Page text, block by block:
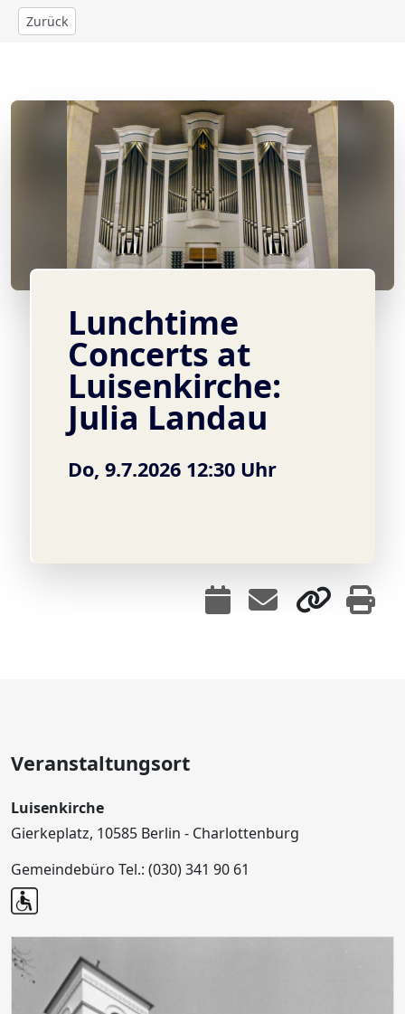
Zurück
Lunchtime
Concerts at
Luisenkirche:
Julia Landau
Do, 9.7.2026 12:30 Uhr
Veranstaltungsort
Luisenkirche
Gierkeplatz, 10585 Berlin - Charlottenburg
Gemeindebüro Tel.: (030) 341 90 61